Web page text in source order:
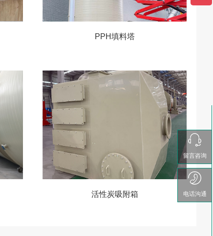
PPH填料塔
活性炭吸附箱
留言咨询
电话沟通